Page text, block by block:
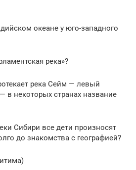
океане у юго-западного
река»?
река Сейм — левый
в некоторых странах название
Сибири все дети произносят
до знакомства с географией?